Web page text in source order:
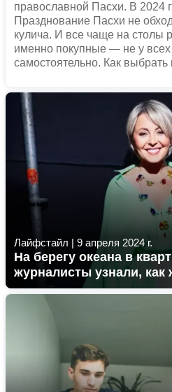
православной Пасхи. В 2024
Празднование Пасхи не
кулича. И все чаще на столы
именно покупные — не у всех
самостоятельно. Как выбрать
диетолог Елена Соломатина.
Лайфстайл | 9 апреля 2024 г.
На берегу океана в
журналисты узнали, как